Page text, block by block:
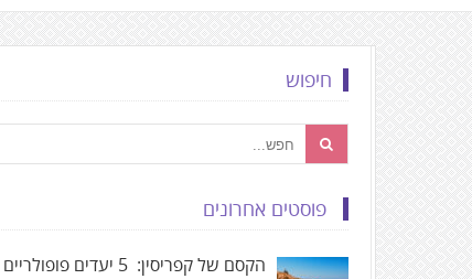
to
the
main
Content
חיפוש
פוסטים אחרונים
הקסם של קפריסין: 5 יעדים פופולריים